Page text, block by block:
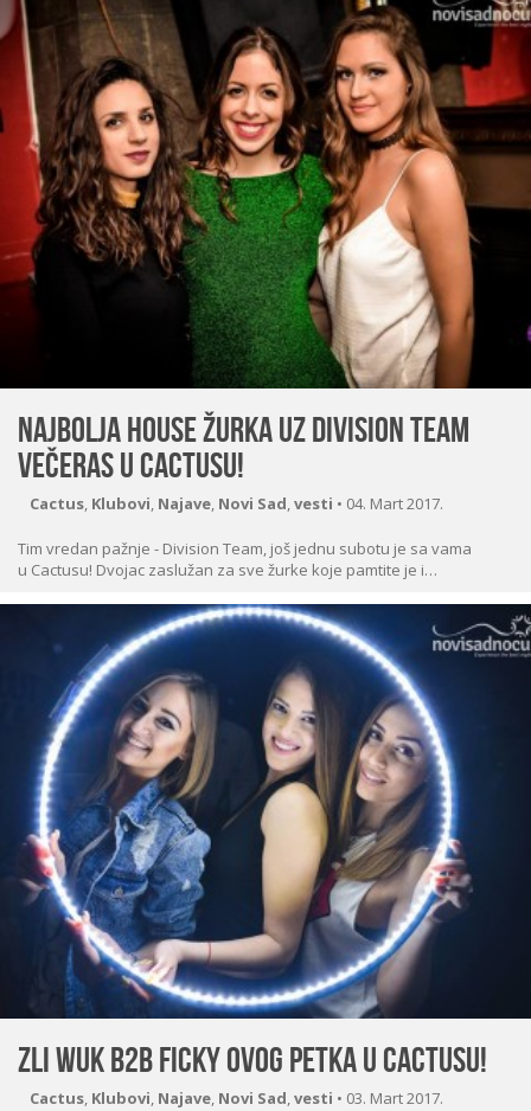
Najbolja House žurka uz DIVISION TEAM
večeras u Cactusu!
Cactus, Klubovi, Najave, Novi Sad,vesti • 04. Mart 2017.
Tim vredan pažnje - Division Team, još jednu subotu je sa vama
u Cactusu! Dvojac zaslužan za sve žurke koje pamtite je i…
Zli Wuk b2b Ficky ovog petka u Cactusu!
Cactus, Klubovi, Najave, Novi Sad,vesti • 03. Mart 2017.